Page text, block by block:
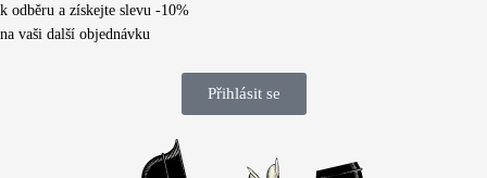
k odběru a získejte slevu -10%
na vaši další objednávku
Přihlásit se